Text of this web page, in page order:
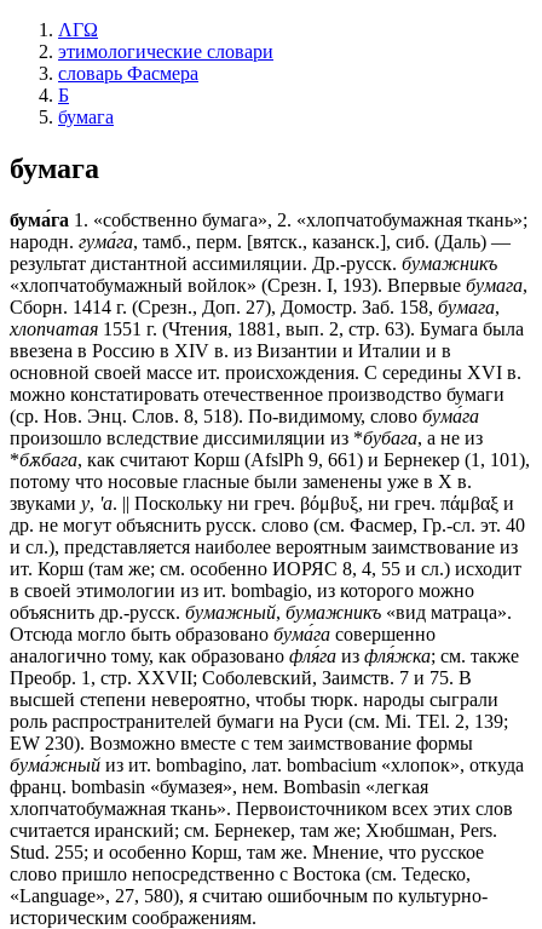
ΛΓΩ
этимологические словари
словарь Фасмера
Б
бумага
бумага
бума́га 1. «собственно бумага», 2. «хлопчатобумажная ткань»;
народн. гума́га, тамб., перм. [вятск., казанск.], сиб. (Даль) —
результат дистантной ассимиляции. Др.-русск. бумажникъ
«хлопчатобумажный войлок» (Срезн. I, 193). Впервые бумага,
Сборн. 1414 г. (Срезн., Доп. 27), Домостр. Заб. 158, бумага,
хлопчатая 1551 г. (Чтения, 1881, вып. 2, стр. 63). Бумага была
ввезена в Россию в XIV в. из Византии и Италии и в
основной своей массе ит. происхождения. С середины XVI в.
можно констатировать отечественное производство бумаги
(ср. Нов. Энц. Слов. 8, 518). По-видимому, слово бума́га
произошло вследствие диссимиляции из *бубага, а не из
*бѫбага, как считают Корш (AfslPh 9, 661) и Бернекер (1, 101),
потому что носовые гласные были заменены уже в X в.
звуками у, 'а. || Поскольку ни греч. βόμβυξ, ни греч. πάμβαξ и
др. не могут объяснить русск. слово (cм. Фасмер, Гр.-сл. эт. 40
и сл.), представляется наиболее вероятным заимствование из
ит. Корш (там же; см. особенно ИОРЯС 8, 4, 55 и сл.) исходит
в своей этимологии из ит. bombagio, из которого можно
объяснить др.-русск. бумажный, бумажникъ «вид матраца».
Отсюда могло быть образовано бума́га совершенно
аналогично тому, как образовано фля́га из фля́жка; см. также
Преобр. 1, стр. XXVII; Соболевский, Заимств. 7 и 75. В
высшей степени невероятно, чтобы тюрк. народы сыграли
роль распространителей бумаги на Руси (см. Mi. TEl. 2, 139;
EW 230). Возможно вместе с тем заимствование формы
бума́жный из ит. bombagino, лат. bombacium «хлопок», откуда
франц. bombasin «бумазея», нем. Bombasin «легкая
хлопчатобумажная ткань». Первоисточником всех этих слов
считается иранский; см. Бернекер, там же; Хюбшман, Pers.
Stud. 255; и особенно Корш, там же. Мнение, что русское
слово пришло непосредственно с Востока (см. Тедеско,
«Language», 27, 580), я считаю ошибочным по культурно-
историческим соображениям.